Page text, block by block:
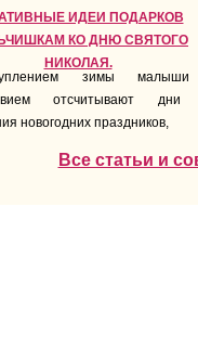
ИДЕИ ПОДАРКОВ
КО ДНЮ СВЯТОГО
НИКОЛАЯ.
зимы
отсчитывают
новогодних праздников,
Все статьи и